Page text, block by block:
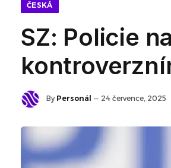
ČESKÁ
SZ: Policie
By Personál 24 července, 2025